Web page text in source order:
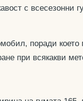
с всесезонни
поради
при всякакви